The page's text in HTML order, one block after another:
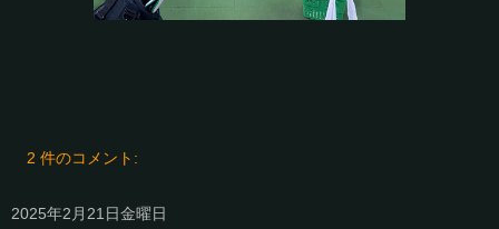
2 件のコメント:
2025年2月21日金曜日